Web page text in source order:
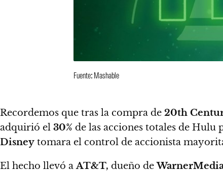
Fuente: Mashable
Recordemos que tras la compra de 20th
adquirió el 30% de las acciones totales de
Disney tomara el control de accionista
El hecho llevó aAT&T, dueño de